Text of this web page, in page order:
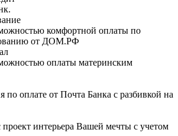
комфортной оплаты по
от ДОМ.РФ
оплаты материнским
оплате от Почта Банка с разбивкой на
проект интерьера Вашей мечты с учетом